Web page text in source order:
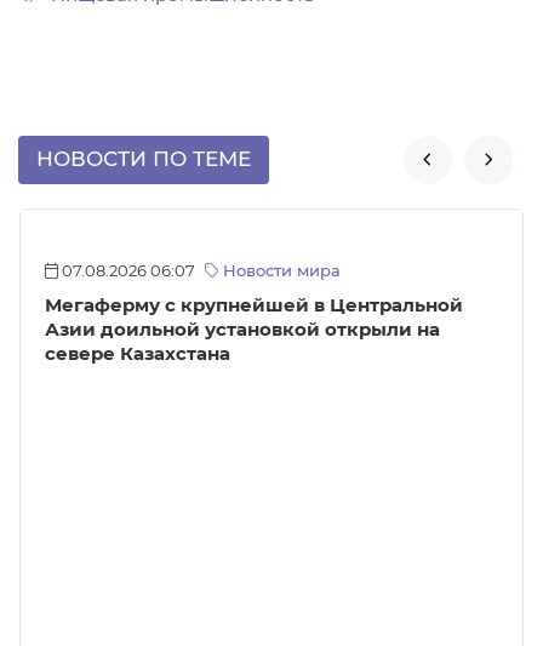
НОВОСТИ ПО ТЕМЕ  
07.08.2026 06:07 Новости мира
Мегаферму с крупнейшей в Центральной
Азии доильной установкой открыли на
севере Казахстана